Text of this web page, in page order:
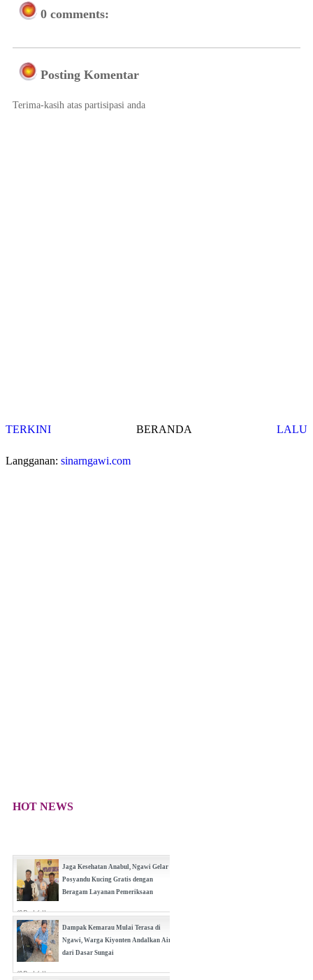
0 comments:
Posting Komentar
Terima-kasih atas partisipasi anda
TERKINI LALU
BERANDA
Langganan: sinarngawi.com
HOT NEWS
(0 Reply(s))
Jaga Kesehatan Anabul, Ngawi Gelar
Beragam Layanan Pemeriksaan
(0 Reply(s))
Dampak Kemarau Mulai Terasa di
dari Dasar Sungai